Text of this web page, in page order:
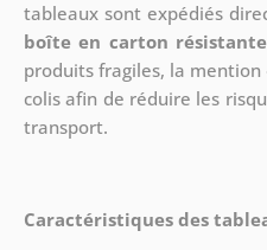
tableaux sont expédiés
boîte en carton résistante
produits fragiles, la mention
colis afin de réduire les
transport.
Caractéristiques des